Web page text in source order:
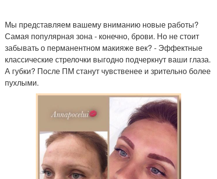
Мы представляем вашему вниманию новые работы?
Самая популярная зона - конечно, брови. Но не стоит
забывать о перманентном макияже век? - Эффектные
классические стрелочки выгодно подчеркнут ваши глаза.
А губки? После ПМ станут чувственее и зрительно более
пухлыми.